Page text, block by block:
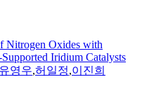
Nitrogen Oxides with
Iridium Catalysts
유영우,허일정,이진희